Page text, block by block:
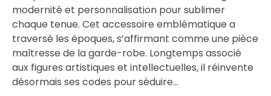
modernité et personnalisation pour sublimer
chaque tenue. Cet accessoire emblématique a
traversé les époques, s’affirmant comme une pièce
maîtresse de la garde-robe. Longtemps associé
aux figures artistiques et intellectuelles, il réinvente
désormais ses codes pour séduire…